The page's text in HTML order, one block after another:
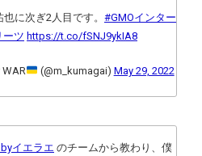
に次ぎ2人目です。 #GMOインター
ーツ https://t.co/fSNJ9ykIA8
WAR (@m_kumagai) May 29, 2022
イエラエ のチームから教わり、僕